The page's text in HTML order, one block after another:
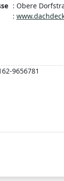
: Obere
:
9656781